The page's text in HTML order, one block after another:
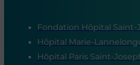
Fondation Hôpital Saint-
Hôpital Marie-
Hôpital Paris Saint-